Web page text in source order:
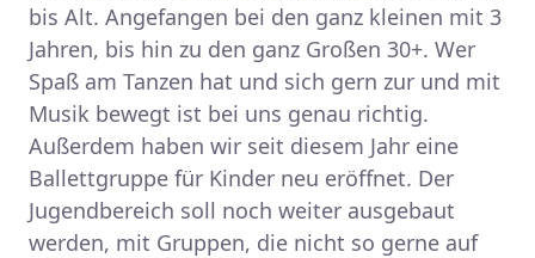
bis Alt. Angefangen bei den ganz kleinen mit 3
Jahren, bis hin zu den ganz Großen 30+. Wer
Spaß am Tanzen hat und sich gern zur und mit
Musik bewegt ist bei uns genau richtig.
Außerdem haben wir seit diesem Jahr eine
Ballettgruppe für Kinder neu eröffnet. Der
Jugendbereich soll noch weiter ausgebaut
werden, mit Gruppen, die nicht so gerne auf